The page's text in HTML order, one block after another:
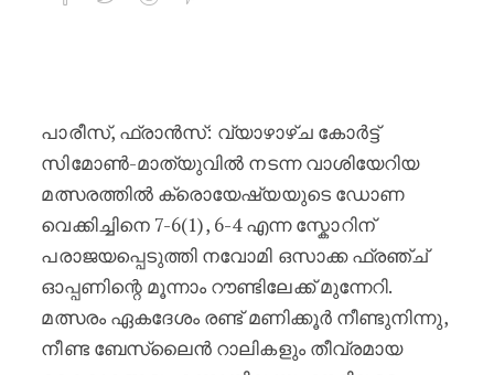
പാരീസ്, ഫ്രാൻസ്: വ്യാഴാഴ്ച കോർട്ട്
സിമോൺ-മാത്യുവിൽ നടന്ന വാശിയേറിയ
മത്സരത്തിൽ ക്രൊയേഷ്യയുടെ ഡോണ
വെക്കിച്ചിനെ 7-6(1), 6-4 എന്ന സ്കോറിന്
പരാജയപ്പെടുത്തി നവോമി ഒസാക്ക ഫ്രഞ്ച്
ഓപ്പണിന്റെ മൂന്നാം റൗണ്ടിലേക്ക് മുന്നേറി.
മത്സരം ഏകദേശം രണ്ട് മണിക്കൂർ നീണ്ടുനിന്നു,
നീണ്ട ബേസ്‌ലൈൻ റാലികളും തീവ്രമായ